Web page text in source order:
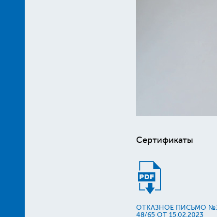
Сертификаты
ОТКАЗНОЕ ПИСЬМО
48/65 ОТ 15.02.2023